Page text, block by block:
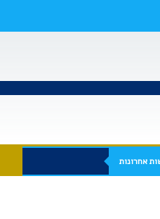
אחרונות